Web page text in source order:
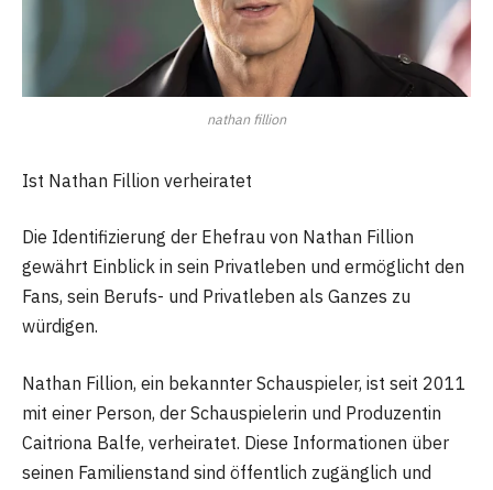
nathan fillion
Ist Nathan Fillion verheiratet
Die Identifizierung der Ehefrau von Nathan Fillion
gewährt Einblick in sein Privatleben und ermöglicht den
Fans, sein Berufs- und Privatleben als Ganzes zu
würdigen.
Nathan Fillion, ein bekannter Schauspieler, ist seit 2011
mit einer Person, der Schauspielerin und Produzentin
Caitriona Balfe, verheiratet. Diese Informationen über
seinen Familienstand sind öffentlich zugänglich und